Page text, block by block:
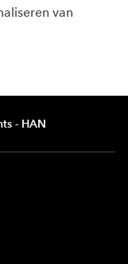
van
- HAN